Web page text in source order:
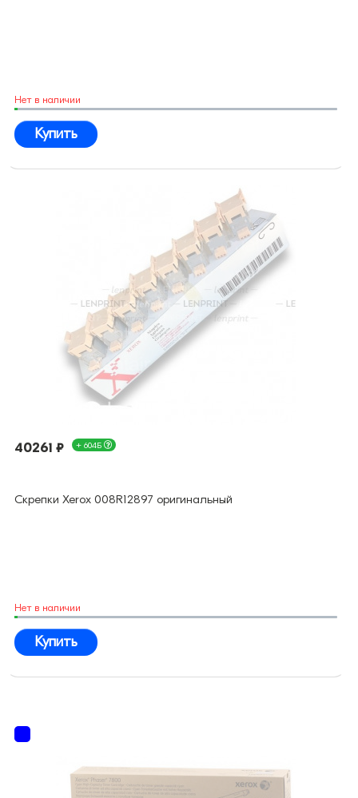
Нет в наличии
Купить
40261 ₽ + 604Б
Скрепки Xerox 008R12897 оригинальный
Нет в наличии
Купить